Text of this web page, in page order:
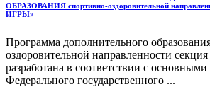
ОБРАЗОВАНИЯ спортивно-оздоровительной
ИГРЫ»
Программа дополнительного
оздоровительной направленности
разработана в соответствии с
Федерального государственного ...